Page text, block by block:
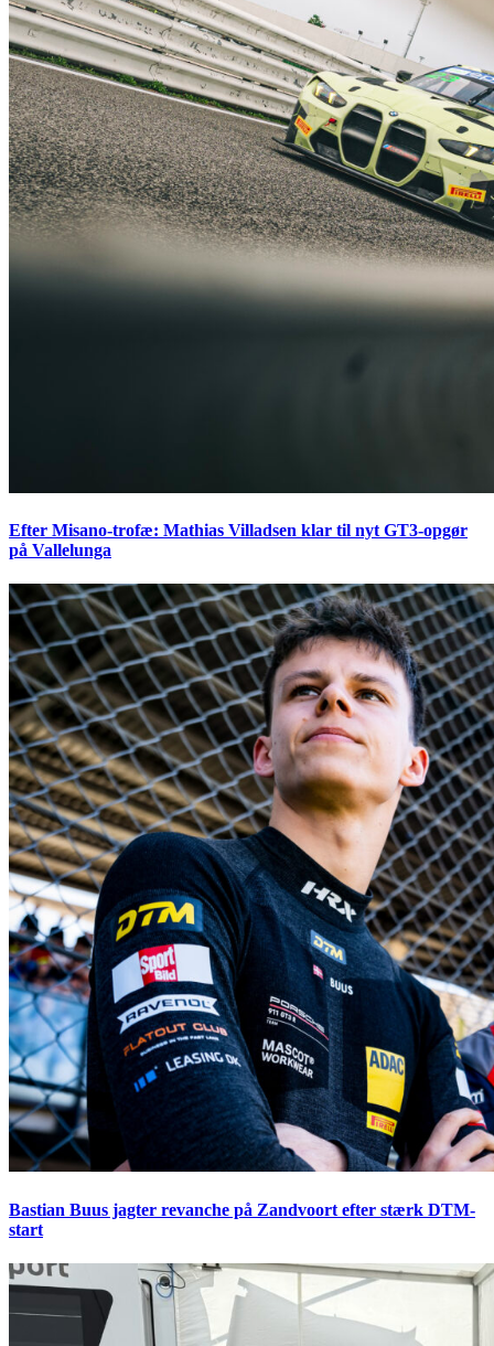
Efter Misano-trofæ: Mathias Villadsen klar til nyt GT3-opgør
på Vallelunga
Bastian Buus jagter revanche på Zandvoort efter stærk DTM-
start